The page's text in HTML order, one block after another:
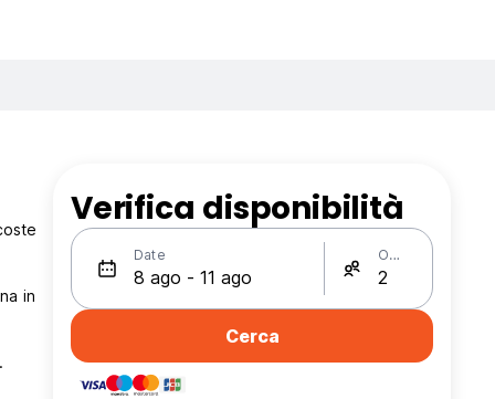
in
Verifica disponibilità
Date Ospiti
Cerca